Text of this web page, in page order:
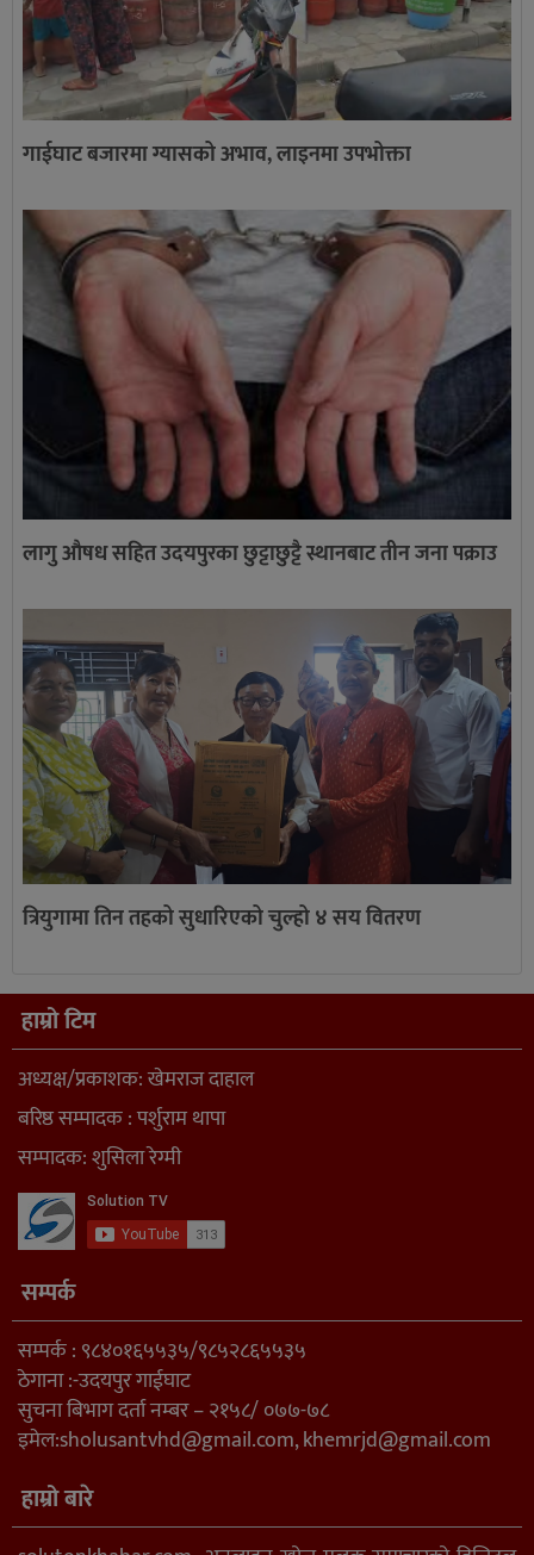
गाईघाट बजारमा ग्यासको अभाव, लाइनमा उपभोक्ता
लागु औषध सहित उदयपुरका छुट्टाछुट्टै स्थानबाट तीन जना पक्राउ
त्रियुगामा तिन तहको सुधारिएको चुल्हो ४ सय वितरण
हाम्रो टिम
अध्यक्ष/प्रकाशक: खेमराज दाहाल
बरिष्ठ सम्पादक : पर्शुराम थापा
सम्पादक: शुसिला रेग्मी
सम्पर्क
सम्पर्क : ९८४०१६५५३५/९८५२८६५५३५
ठेगाना :-उदयपुर गाईघाट
सुचना बिभाग दर्ता नम्बर – २१५८/ ०७७-७८
इमेल:sholusantvhd@gmail.com,khemrjd@gmail.com
हाम्रो बारे